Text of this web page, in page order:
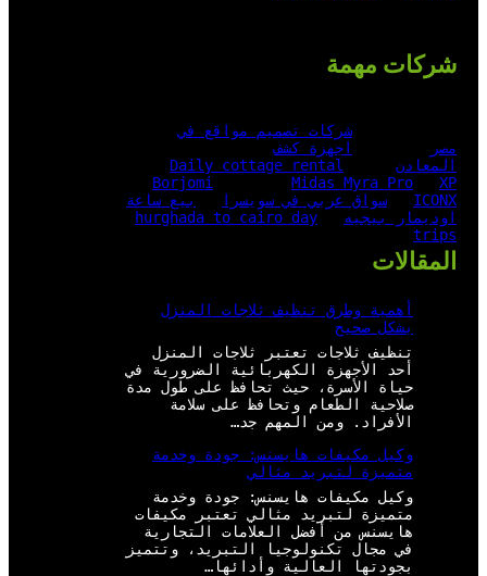
شركات مهمة
شركات تصميم مواقع في
مصر
اجهزة كشف
المعادن
Daily cottage rental
Borjomi
Midas Myra Pro
XP
ICONX
سواق عربي في سويسرا
بيع ساعة
اوديمار بيجيه
hurghada to cairo day
trips
المقالات
أهمية وطرق تنظيف ثلاجات المنزل
بشكل صحيح
تنظيف ثلاجات تعتبر ثلاجات المنزل
أحد الأجهزة الكهربائية الضرورية في
حياة الأسرة، حيث تحافظ على طول مدة
صلاحية الطعام وتحافظ على سلامة
الأفراد. ومن المهم جد…
وكيل مكيفات هايسنس: جودة وخدمة
متميزة لتبريد مثالي
وكيل مكيفات هايسنس: جودة وخدمة
متميزة لتبريد مثالي تعتبر مكيفات
هايسنس من أفضل العلامات التجارية
في مجال تكنولوجيا التبريد، وتتميز
بجودتها العالية وأدائها…